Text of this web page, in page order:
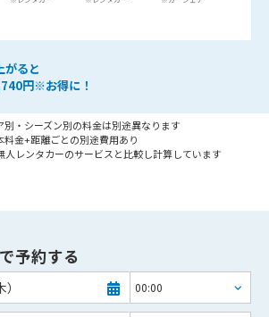
がると
円※お得に！
・シーズン別の料金は別途異なります
金+距離ごとの別途費用あり
レンタカーのサービスと比較し計算しています
で予約する